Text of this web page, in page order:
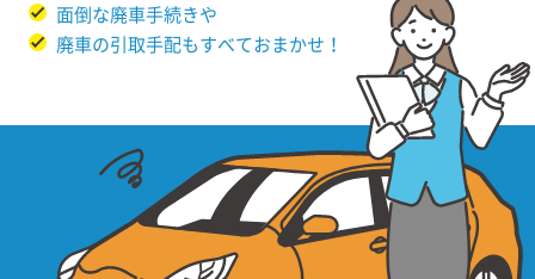
面倒な廃車手続きや
廃車の引取手配もすべておまかせ！